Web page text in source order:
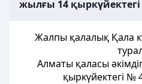
жылғы 14
Жалпы қалалық Қала
Алматы қаласы
қыркүйектегі №